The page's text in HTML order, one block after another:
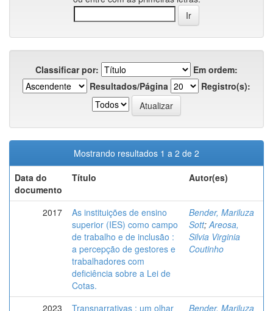
Classificar por:
Em ordem:
Resultados/Página
Registro(s):
Mostrando resultados 1 a 2 de 2
Data do
documento
Título Autor(es)
2017
As instituições de ensino
superior (IES) como campo
de trabalho e de inclusão :
a percepção de gestores e
trabalhadores com
deficiência sobre a Lei de
Cotas.
Bender, Mariluza
Sott;Areosa,
Silvia Virginia
Coutinho
2023
Transnarrativas : um olhar
Bender, Mariluza